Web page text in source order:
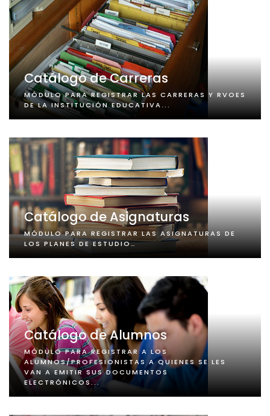
Catálogo de Carreras
MÓDULO PARA REGISTRAR LAS CARRERAS Y RVOES
DE LA INSTITUCIÓN EDUCATIVA...
Catálogo de Asignaturas
MÓDULO PARA REGISTRAR LAS ASIGNATURAS DE
LOS PLANES DE ESTUDIO…
Catálogo de Alumnos
MÓDULO PARA REGISTRAR A LOS
ALUMNOS/PROFESIONISTAS A QUIENES SE LES
VAN A EMITIR SUS DOCUMENTOS
ELECTRÓNICOS...